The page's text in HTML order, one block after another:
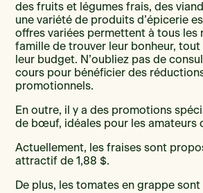
des fruits et légumes frais, des
une variété de produits d’épicerie
offres variées permettent à tous les
famille de trouver leur bonheur,
leur budget. N’oubliez pas de
cours pour bénéficier des
promotionnels.
En outre, il y a des promotions
de bœuf, idéales pour les amateurs
Actuellement, les fraises sont
attractif de 1,88 $.
De plus, les tomates en grappe